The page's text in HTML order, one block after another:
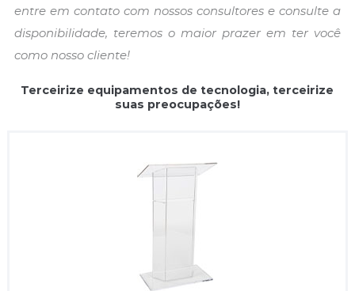
entre em contato com nossos consultores e consulte a
disponibilidade, teremos o maior prazer em ter você
como nosso cliente!
Terceirize equipamentos de tecnologia, terceirize
suas preocupações!